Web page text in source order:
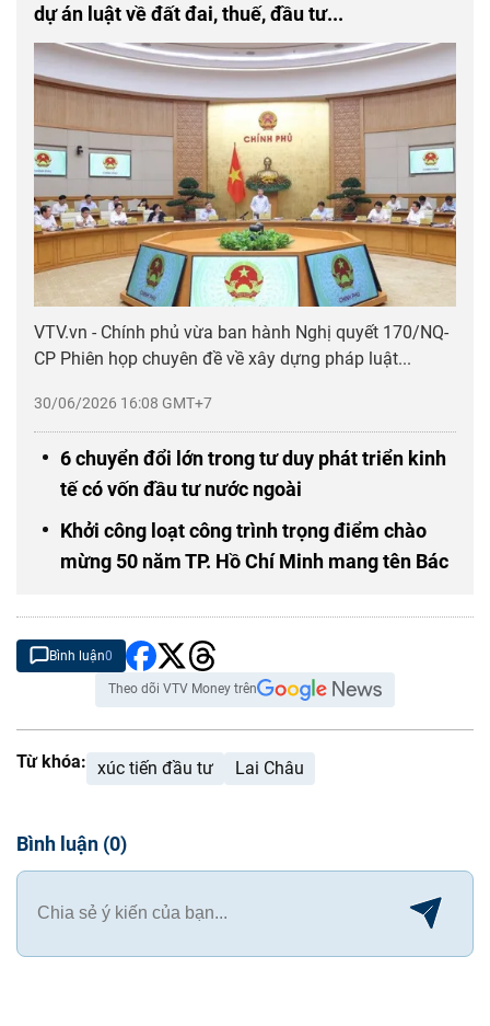
dự án luật về đất đai, thuế, đầu tư...
30/06/2026 16:08 GMT+7
VTV.vn - Chính phủ vừa ban hành Nghị quyết 170/NQ-
CP Phiên họp chuyên đề về xây dựng pháp luật...
6 chuyển đổi lớn trong tư duy phát triển kinh
tế có vốn đầu tư nước ngoài
Khởi công loạt công trình trọng điểm chào
mừng 50 năm TP. Hồ Chí Minh mang tên Bác
Bình luận0
Theo dõi VTV Money trên
Từ khóa: xúc tiến đầu tư Lai Châu
Bình luận (0)